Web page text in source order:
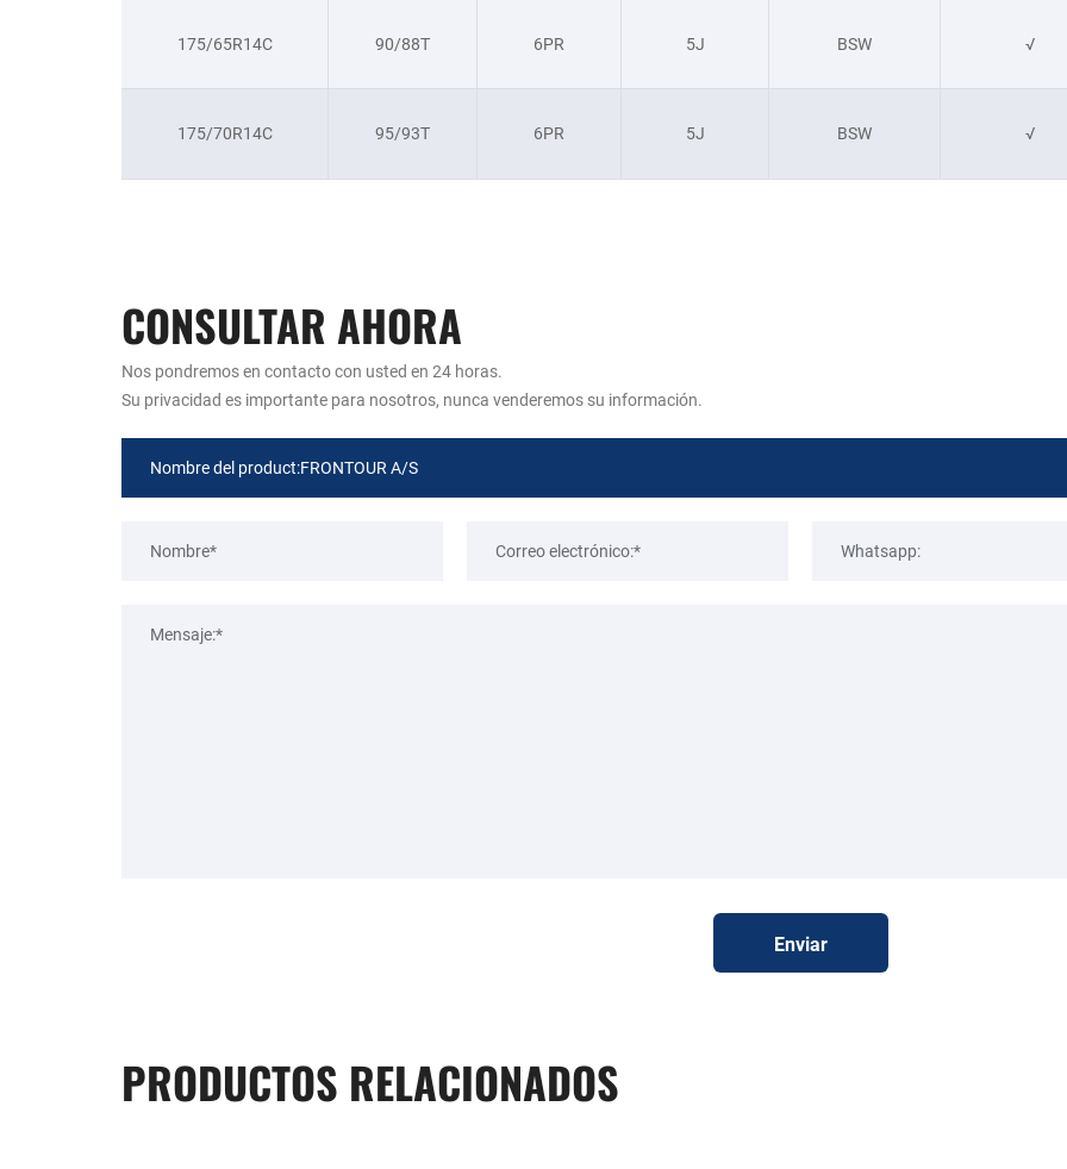
175/65R14C 90/88T 6PR 5J BSW √
175/70R14C 95/93T 6PR 5J BSW √
CONSULTAR AHORA
Nos pondremos en contacto con usted en 24 horas.
Su privacidad es importante para nosotros, nunca venderemos su información.
Enviar
PRODUCTOS RELACIONADOS